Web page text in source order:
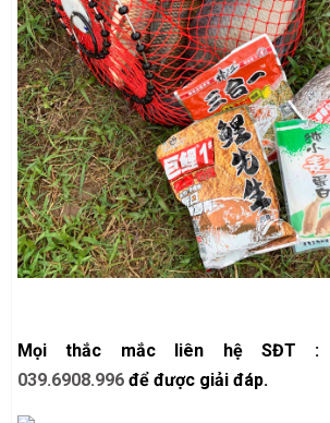
Mọi thắc mắc liên hệ SĐT :
039.6908.996 để được giải đáp.